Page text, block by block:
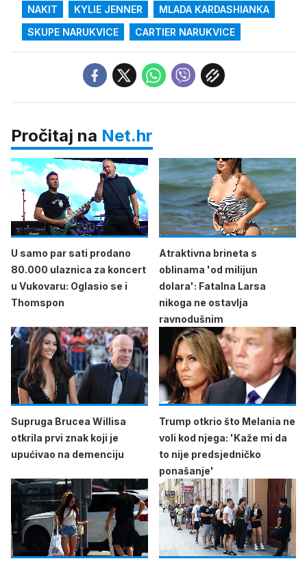
NAKIT KYLIE JENNER
MLADA KARDASHIANKA
SKUPE NARUKVICE
CARTIER NARUKVICE
Pročitaj na Net.hr
U samo par sati prodano
80.000 ulaznica za koncert
u Vukovaru: Oglasio se i
Thomspon
Atraktivna brineta s
oblinama 'od milijun
dolara': Fatalna Larsa
nikoga ne ostavlja
ravnodušnim
Supruga Brucea Willisa
otkrila prvi znak koji je
upućivao na demenciju
Trump otkrio što Melania ne
voli kod njega: 'Kaže mi da
to nije predsjedničko
ponašanje'